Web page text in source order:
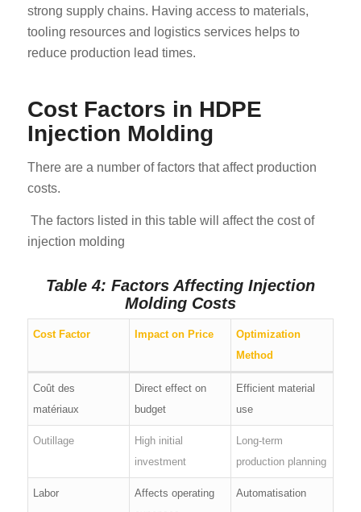
strong supply chains. Having access to materials,
tooling resources and logistics services helps to
reduce production lead times.
Cost Factors in HDPE
Injection Molding
There are a number of factors that affect production
costs.
The factors listed in this table will affect the cost of
injection molding
Table 4: Factors Affecting Injection
Molding Costs
Cost Factor Impact on Price
Optimization
Method
Coût des
matériaux
Direct effect on
budget
Efficient material
use
Outillage
High initial
investment
Long-term
production planning
Labor
Affects operating
Automatisation